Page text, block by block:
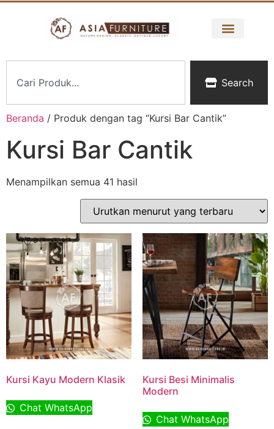
Search
Beranda / Produk dengan tag “Kursi Bar Cantik”
Kursi Bar Cantik
Menampilkan semua 41 hasil
Kursi Kayu Modern Klasik
Chat WhatsApp
Kursi Besi Minimalis
Modern
Chat WhatsApp